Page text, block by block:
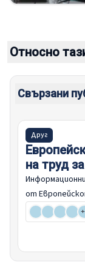
Относно
Свързани
Друг
на труд
+
от
(EWCS) за
качеството
експертни